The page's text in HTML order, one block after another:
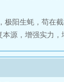
极阳生蚝，苟在
本源，增强实力
小目标，苟过巫